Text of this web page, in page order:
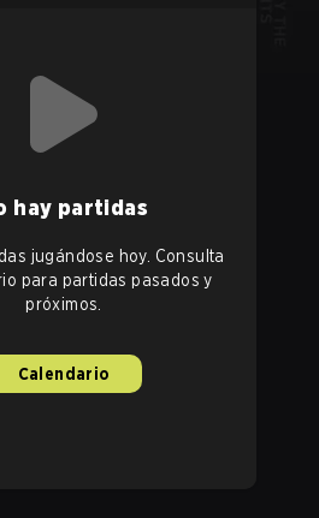
hay partidas
jugándose hoy. Consulta
para partidas pasados y
próximos.
Calendario